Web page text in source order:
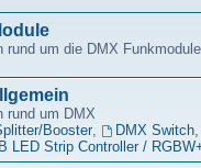
rund um die DMX Funkmodule
rund um DMX
Booster, DMX Switch,
LED Strip Controller /